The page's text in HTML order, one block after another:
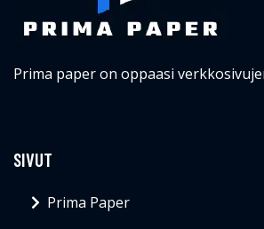
Prima paper on oppaasi
SIVUT
Prima Paper